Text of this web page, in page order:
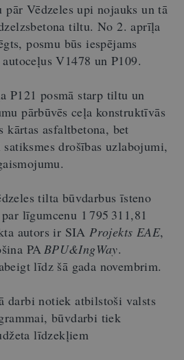
Vēdzeles upi nojauks un tā
tiltu. No 2. aprīļa
posmu būs iespējams
V1478 un P109.
P121 posmā starp tiltu un
pārbūvēs ceļa konstruktīvās
kārtas asfaltbetona, bet
drošības uzlabojumi,
tilta būvdarbus īsteno
par līgumcenu 1 795 311,81
autors ir SIAProjekts EAE,
PABPU&IngWay.
līdz šā gada novembrim.
darbi notiek atbilstoši valsts
būvdarbi tiek
līdzekļiem